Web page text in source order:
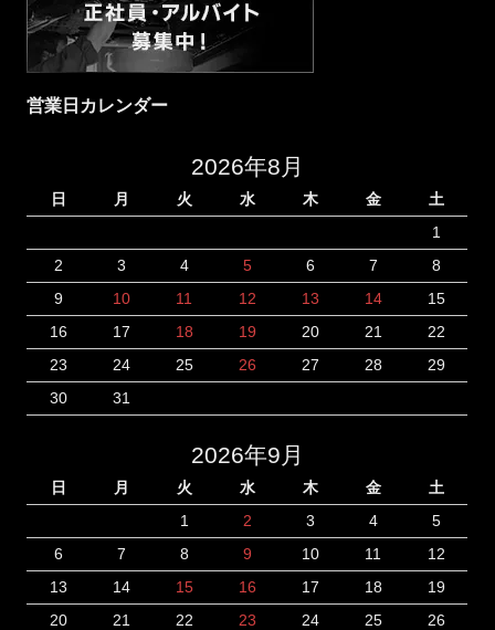
営業日カレンダー
2026年8月
日 月 火 水 木 金
土
1
2
3 4 5 6 7
8
9
10 11 12 13 14
15
16
17 18 19 20 21
22
23
24 25 26 27 28
29
30
31
2026年9月
日 月 火 水 木 金
土
1
2 3 4
5
6
7 8 9 10 11
12
13
14 15 16 17 18
19
20
21 22 23 24 25
26